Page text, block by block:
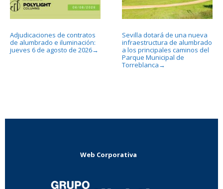
Adjudicaciones de contratos
de alumbrado e iluminación:
jueves 6 de agosto de 2026→
Sevilla dotará de una nueva
infraestructura de alumbrado
a los principales caminos del
Parque Municipal de
Torreblanca →
Web Corporativa